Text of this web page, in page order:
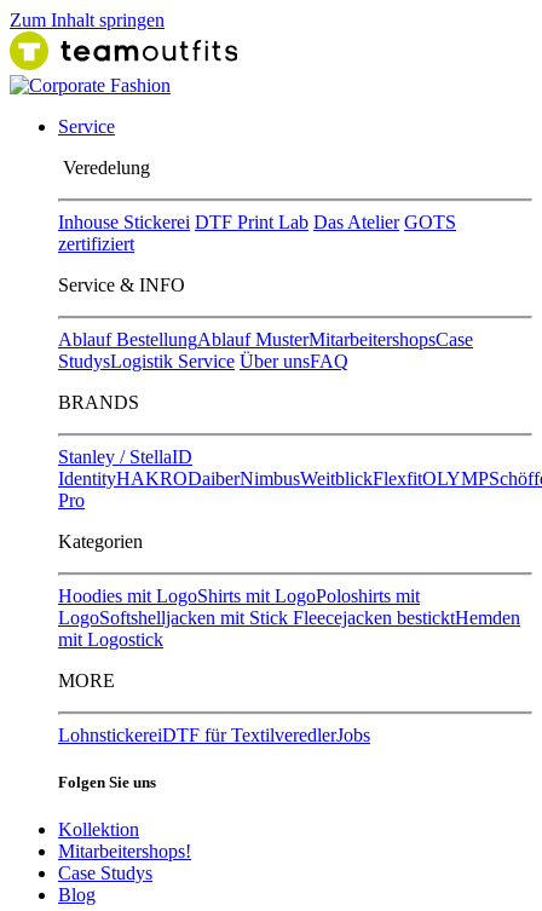
Zum Inhalt springen
Service
Ver​edelung
Inhouse Stickerei DTF Print Lab Das Atelier GOTS
zertifiziert
Service & INFO
Ablauf BestellungAblauf MusterMitarbeitershopsCase
StudysLogistik Service Über unsFAQ
BRANDS
Stanley / StellaID
IdentityHAKRODaiberNimbusWeitblickFlexfitOLYMP
Pro
Kategorien
Hoodies mit LogoShirts mit LogoPoloshirts mit
LogoSoftshelljacken mit Stick Fleecejacken besticktHemden
mit Logostick
MORE
LohnstickereiDTF für TextilveredlerJobs
Folgen Sie uns
Kollektion
Mitarbeitershops!
Case Studys
Blog